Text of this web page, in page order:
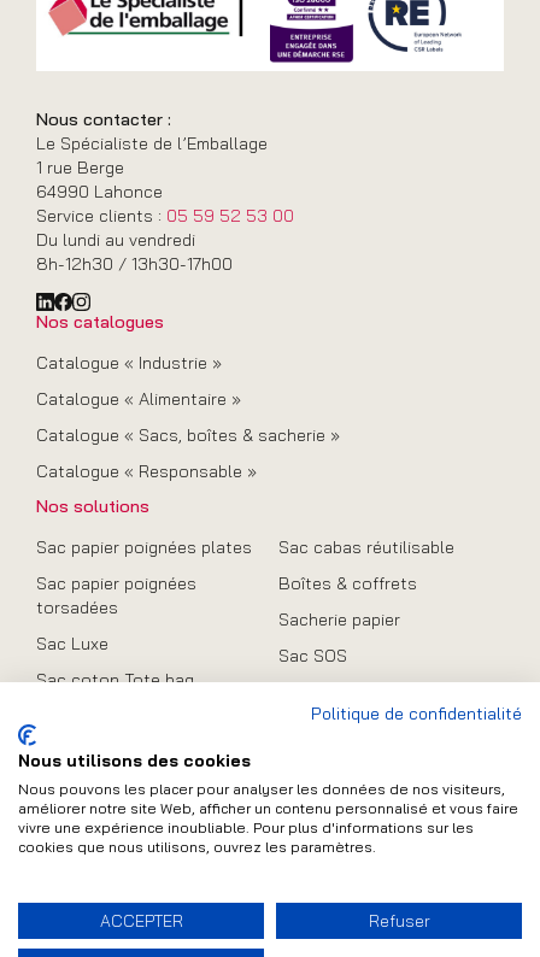
Nous contacter :
Le Spécialiste de l’Emballage
1 rue Berge
64990 Lahonce
Service clients : 05 59 52 53 00
Du lundi au vendredi
8h-12h30 / 13h30-17h00
Nos catalogues
Catalogue « Industrie »
Catalogue « Alimentaire »
Catalogue « Sacs, boîtes & sacherie »
Catalogue « Responsable »
Nos solutions
Sac papier poignées plates
Sac papier poignées
torsadées
Sac Luxe
Sac coton Tote bag
Sac pliable
Sac cabas réutilisable
Boîtes & coffrets
Sacherie papier
Sac SOS
Contact
Conditions Générales de Vente
Politique de confidentialité
Nous utilisons des cookies
Nous pouvons les placer pour analyser les données de nos visiteurs,
améliorer notre site Web, afficher un contenu personnalisé et vous faire
vivre une expérience inoubliable. Pour plus d'informations sur les
cookies que nous utilisons, ouvrez les paramètres.
ACCEPTER Refuser